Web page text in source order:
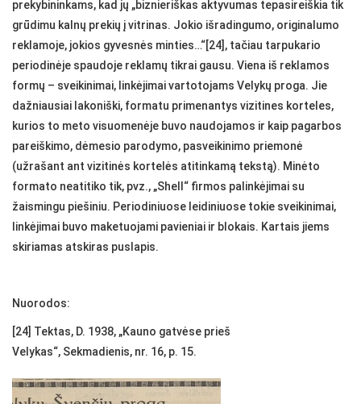
prekybininkams, kad jų „biznieriškas aktyvumas tepasireiškia tik
grūdimu kalnų prekių į vitrinas. Jokio išradingumo, originalumo
reklamoje, jokios gyvesnės minties…“[24], tačiau tarpukario
periodinėje spaudoje reklamų tikrai gausu. Viena iš reklamos
formų – sveikinimai, linkėjimai vartotojams Velykų proga. Jie
dažniausiai lakoniški, formatu primenantys vizitines korteles,
kurios to meto visuomenėje buvo naudojamos ir kaip pagarbos
pareiškimo, dėmesio parodymo, pasveikinimo priemonė
(užrašant ant vizitinės kortelės atitinkamą tekstą). Minėto
formato neatitiko tik, pvz., „Shell“ firmos palinkėjimai su
žaismingu piešiniu. Periodiniuose leidiniuose tokie sveikinimai,
linkėjimai buvo maketuojami pavieniai ir blokais. Kartais jiems
skiriamas atskiras puslapis.
Nuorodos:
[24] Tektas, D. 1938, „Kauno gatvėse prieš
Velykas“, Sekmadienis, nr. 16, p. 15.